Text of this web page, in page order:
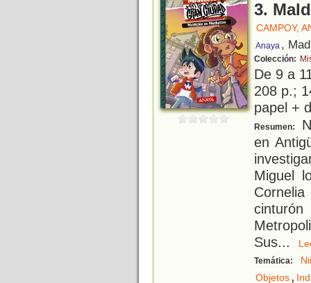
3.
CAMPOY,
Anaya ,
Colección:
De 9 a
208 p.;
papel +
Resumen:
en
Miguel
Sus...
Temática:
Objetos,